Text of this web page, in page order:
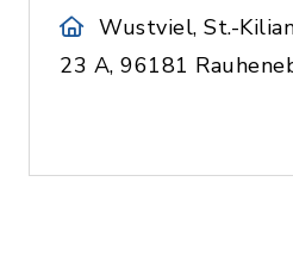
Wustviel, St.-
23 A, 96181